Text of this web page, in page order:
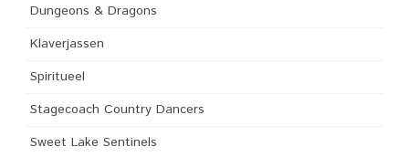
Dungeons & Dragons
Klaverjassen
Spiritueel
Stagecoach Country Dancers
Sweet Lake Sentinels